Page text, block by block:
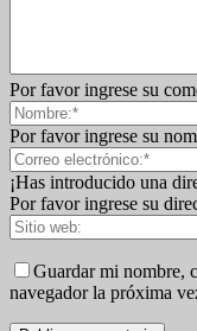
Por favor ingrese su
Por favor ingrese su
¡Has introducido una
Por favor ingrese su
Guardar mi nombre,
navegador la próxima